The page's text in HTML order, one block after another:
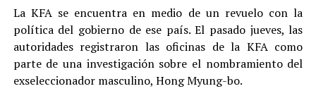
La KFA se encuentra en medio de un revuelo con la
política del gobierno de ese país. El pasado jueves, las
autoridades registraron las oficinas de la KFA como
parte de una investigación sobre el nombramiento del
exseleccionador masculino, Hong Myung-bo.